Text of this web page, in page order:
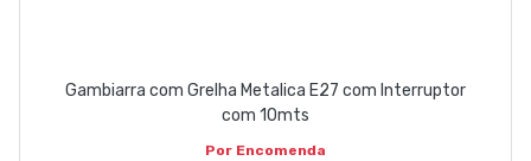
Gambiarra com Grelha Metalica E27 com Interruptor
com 10mts
Por Encomenda